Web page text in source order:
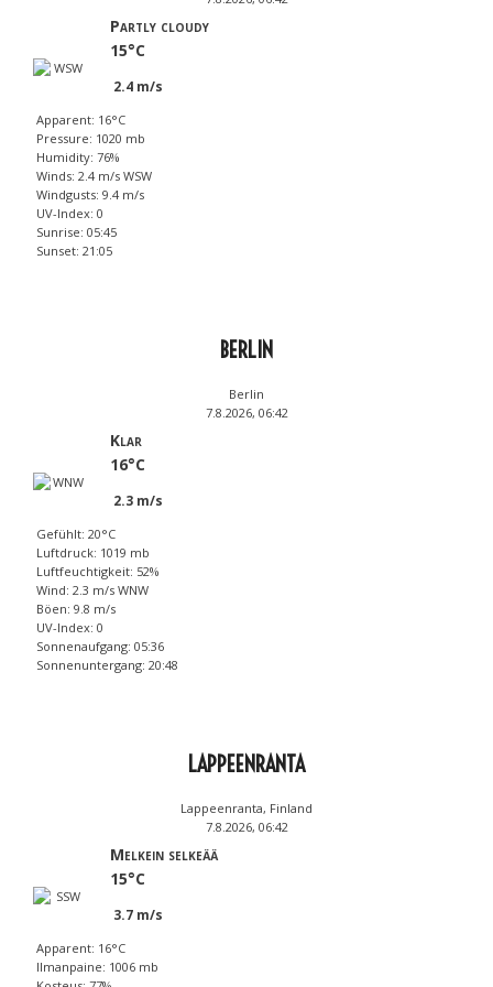
Partly cloudy
15°C
2.4 m/s
Apparent: 16°C
Pressure: 1020 mb
Humidity: 76%
Winds: 2.4 m/s WSW
Windgusts: 9.4 m/s
UV-Index: 0
Sunrise: 05:45
Sunset: 21:05
BERLIN
Berlin
7.8.2026, 06:42
Klar
16°C
2.3 m/s
Gefühlt: 20°C
Luftdruck: 1019 mb
Luftfeuchtigkeit: 52%
Wind: 2.3 m/s WNW
Böen: 9.8 m/s
UV-Index: 0
Sonnenaufgang: 05:36
Sonnenuntergang: 20:48
LAPPEENRANTA
Lappeenranta, Finland
7.8.2026, 06:42
Melkein selkeää
15°C
3.7 m/s
Apparent: 16°C
Ilmanpaine: 1006 mb